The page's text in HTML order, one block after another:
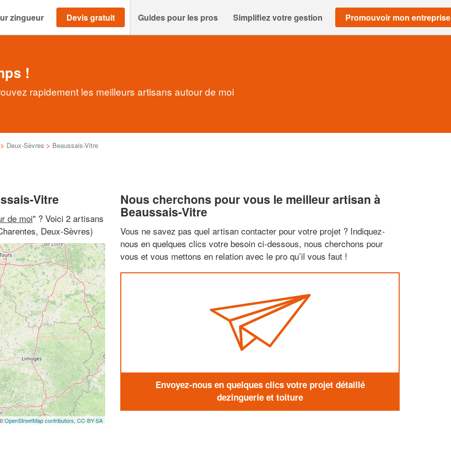
zingueur Devis gratuit Guides pour les pros Simplifiez votre gestion Promouvoir mon entreprise
!
rapidement les meilleurs artisans autour de moi
Deux-Sèvres > Beaussais-Vitre
Vitre
de moi" ? Voici 2 artisans
Deux-Sèvres)
OpenStreetMap contributors, CC-BY-SA
Nous cherchons pour vous le meilleur artisan à
Beaussais-Vitre
Vous ne savez pas quel artisan contacter pour votre projet ? Indiquez-
nous en quelques clics votre besoin ci-dessous, nous cherchons pour
vous et vous mettons en relation avec le pro qu’il vous faut !
Envoyez-nous en quelques clics votre projet détaillé
dezinguerie et toiture